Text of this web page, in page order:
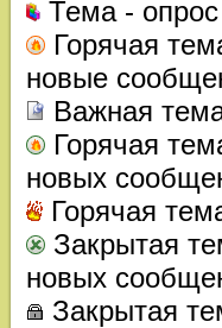
Тема - опрос
Горячая
новые
Важная
Горячая
новых
Горячая
Закрытая
новых
Закрытая